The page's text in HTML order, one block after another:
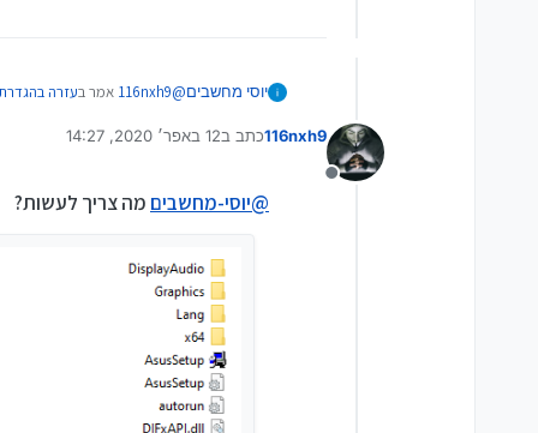
יוסי מחשבים@
116nxh9 אמר בעזרה בהגדרת
מה הכוונה ראשון או הכל,
מנותק
116nxh9כתב ב12 באפר׳ 2020, 14:27
נערך לאחרונה על ידי
@יוסי-מחשבים מה צריך לעשות?